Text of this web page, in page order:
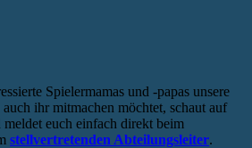
Spielermamas und -papas unsere
ihr mitmachen möchtet, schaut auf
meldet euch einfach direkt beim
stellvertretenden Abteilungsleiter.